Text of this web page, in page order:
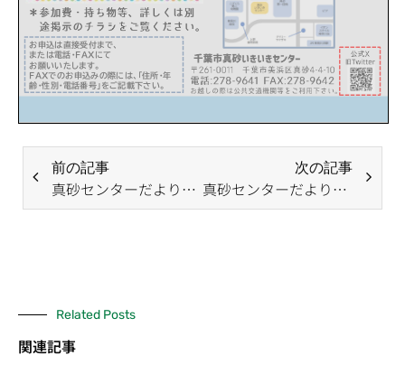
前の記事
真砂センターだより（7月号）
次の記事
真砂センターだより（9月号）
Related Posts
関連記事